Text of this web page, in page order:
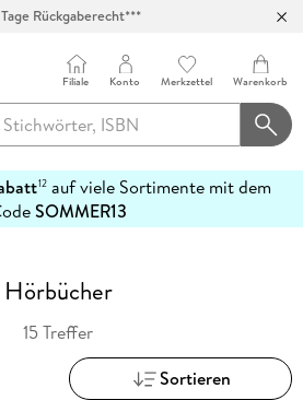
Rückgaberecht***
Filiale Konto Merkzettel Warenkorb
12auf viele Sortimente mit dem
SOMMER13
Hörbücher
15 Treffer
Sortieren